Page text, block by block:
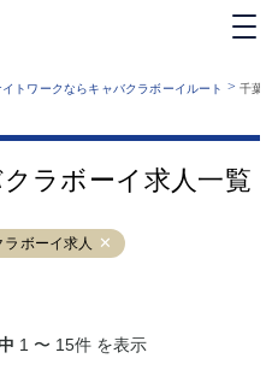
ら探す
情報
マップ
トワークならキャバクラボーイルート > 千葉
ラボーイ求人一覧
ボーイ求人
1 〜 15件 を表示
寿